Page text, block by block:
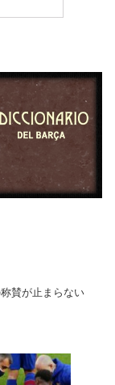
賛が止まらない